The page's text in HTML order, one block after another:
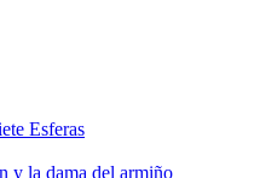
Esferas
y la dama del armiño